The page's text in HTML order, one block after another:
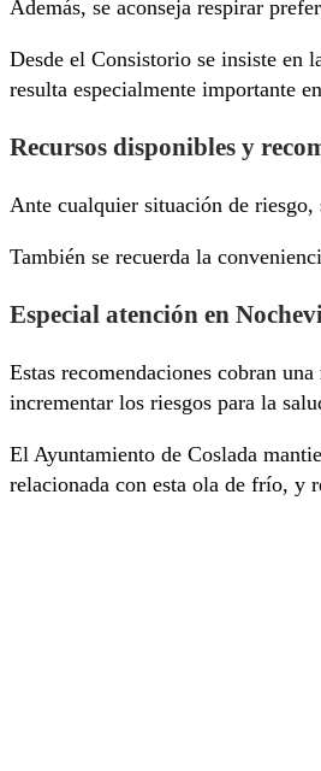
Además, se aconseja respirar
Desde el Consistorio se insiste en
resulta especialmente importante
Recursos disponibles y
Ante cualquier situación de
También se recuerda la
Especial atención en
Estas recomendaciones cobran
incrementar los riesgos para la
El Ayuntamiento de Coslada
relacionada con esta ola de frío, y